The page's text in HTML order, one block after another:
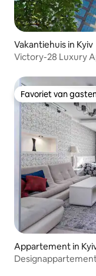
Vakantiehuis in Kyiv
Victory-28 Luxury
Favoriet van
Favoriet van
Appartement in